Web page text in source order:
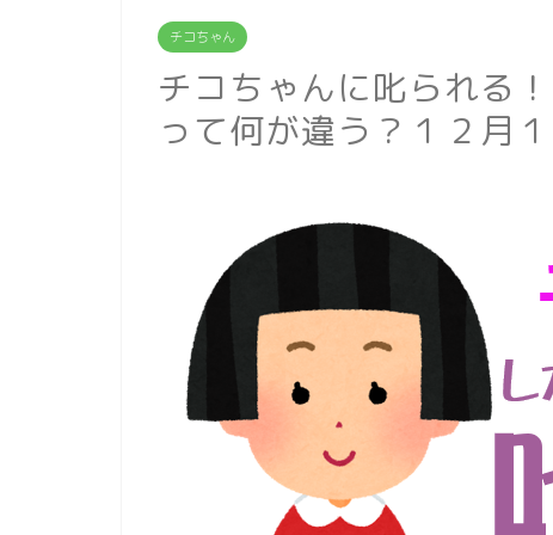
チコちゃん
チコちゃんに叱られる
って何が違う？１２月